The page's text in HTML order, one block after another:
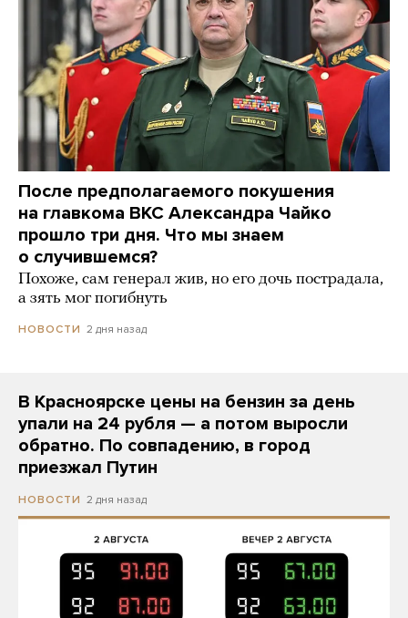
После предполагаемого покушения
на главкома ВКС Александра Чайко
прошло три дня. Что мы знаем
о случившемся?
Похоже, сам генерал жив, но его дочь пострадала,
а зять мог погибнуть
НОВОСТИ 2 дня назад
В Красноярске цены на бензин за день
упали на 24 рубля — а потом выросли
обратно. По совпадению, в город
приезжал Путин
НОВОСТИ 2 дня назад